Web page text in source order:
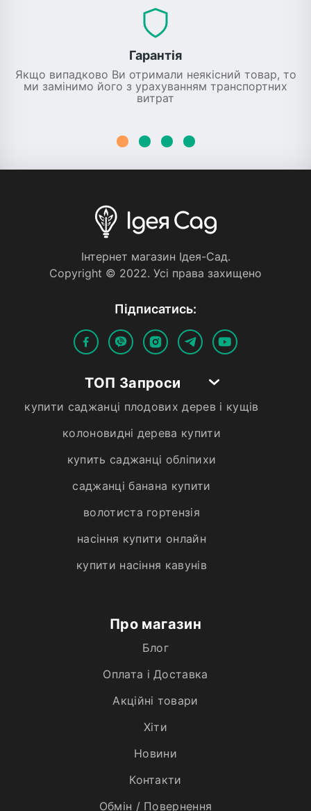
Гарантія
Якщо випадково Ви отримали неякісний товар, то
ми замінимо його з урахуванням транспортних
витрат
Iнтернет магазин Iдея-Сад.
Copyright © 2022. Усi права захищено
Пiдписатись:
ТОП Запроси
купити саджанці плодових дерев і кущів
колоновидні дерева купити
купить саджанці обліпихи
саджанці банана купити
волотиста гортензія
насіння купити онлайн
купити насіння кавунів
Про магазин
Блог
Оплата і Доставка
Акційні товари
Хiти
Новини
Контакти
Обмін / Повернення